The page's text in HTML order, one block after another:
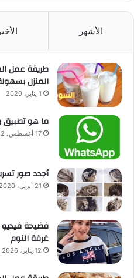
الأشهر
طريقة عمل
المنزل
1 يناير، 2020
ما هو
17 أغسطس، 2022
أجدد صور
21 أبريل، 2020
فضيحة
غرفة النوم
12 يناير، 2026